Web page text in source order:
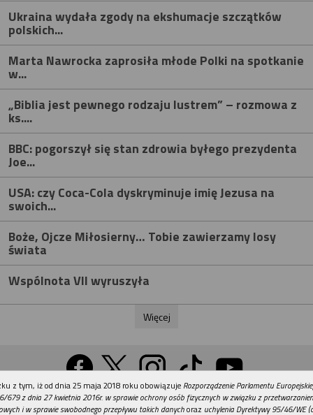
Ukraina wydała zgody na ekshumacje szczątków
polskich...
Marta Nawrocka zaprosiła młode Polki na spotkanie
w...
„Biblia jest pewnego rodzaju lustrem” – rozmowa z
ks....
BBC: pogorszył się stan zdrowia byłego prezydenta
Joe...
USA: czy Coca-Cola dyskryminuje imię Jezusa na
swoich...
Boże, Ojcze Miłosierny… Tobie zawierzamy losy
świata
Wspólnota VII wyruszyła
Więcej
Wersja na komputer
REKLAMA
z tym, iż od dnia 25 maja 2018 roku obowiązuje Rozporządzenie Parlamentu
679 z dnia 27 kwietnia 2016r. w sprawie ochrony osób fizycznych w związku z
i w sprawie swobodnego przepływu takich danychoraz uchylenia Dyrektywy 95/46/WE